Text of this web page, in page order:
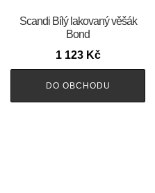
Scandi Bílý lakovaný věšák
Bond
1 123 Kč
DO OBCHODU